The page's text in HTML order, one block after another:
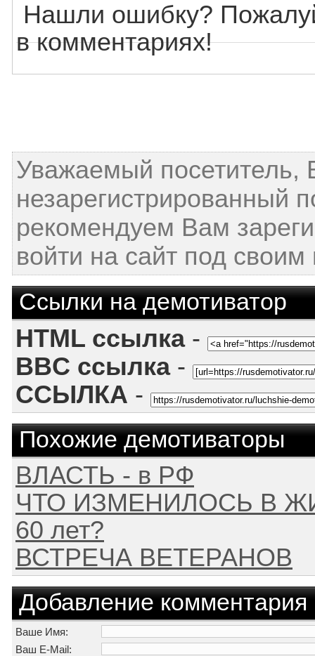
Нашли ошибку?
в комментариях!
Уважаемый посетитель,
незарегистрированный
рекомендуем Вам
войти на сайт под
Ссылки на демотиватор
HTML ссылка-
BBC ссылка-
ССЫЛКА -
Похожие демотиваторы
ВЛАСТЬ - в РФ
ЧТО ИЗМЕНИЛОСЬ В
60 лет?
ВСТРЕЧА ВЕТЕРАНОВ
Добавление комментария
Ваше Имя:
Ваш E-Mail: